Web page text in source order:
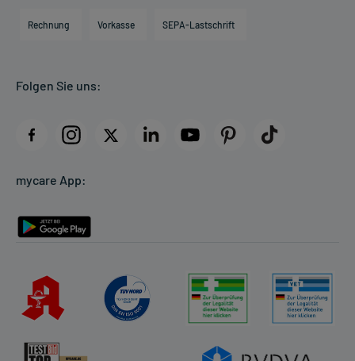
Direktabrechnung PKV
AGB
Datenschutz
Rückgabe/Widerruf
Rechnung Vorkasse SEPA-Lastschrift
Folgen Sie uns:
mycare App: